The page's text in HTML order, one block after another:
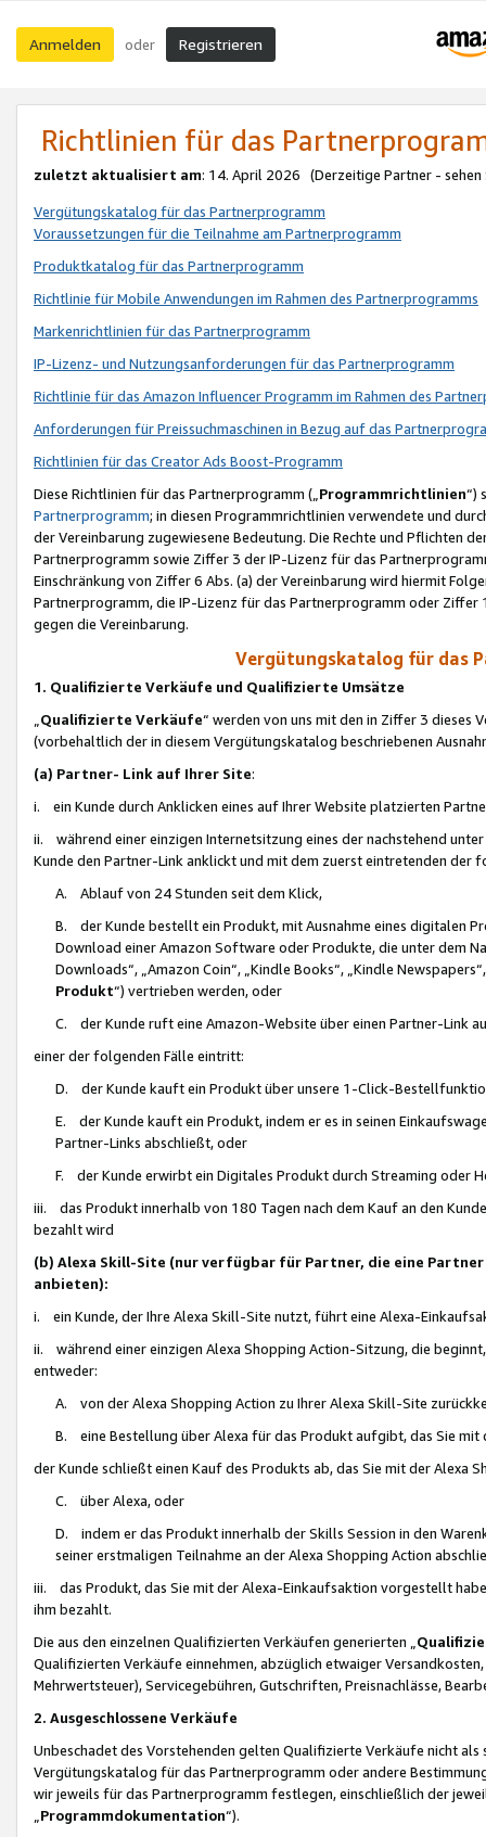
Anmelden oder Registrieren
Richtlinien für das
zuletzt aktualisiert am: 14. April 2026 (Derzeitige Partner - sehen
Vergütungskatalog für das Partnerprogramm
Voraussetzungen für die Teilnahme am Partnerprogramm
Produktkatalog für das Partnerprogramm
Richtlinie für Mobile Anwendungen im Rahmen des Partnerprogramms
Markenrichtlinien für das Partnerprogramm
IP-Lizenz- und Nutzungsanforderungen für das Partnerprogramm
Richtlinie für das Amazon Influencer Programm im Rahmen des
Anforderungen für Preissuchmaschinen in Bezug auf das
Richtlinien für das Creator Ads Boost-Programm
Diese Richtlinien für das Partnerprogramm („Programmrichtlinien“)
Partnerprogramm; in diesen Programmrichtlinien verwendete und
der Vereinbarung zugewiesene Bedeutung. Die Rechte und Pflichten
Partnerprogramm sowie Ziffer 3 der IP-Lizenz für das
Einschränkung von Ziffer 6 Abs. (a) der Vereinbarung wird hiermit
Partnerprogramm, die IP-Lizenz für das Partnerprogramm oder
gegen die Vereinbarung.
Vergütungskatalog für das
1. Qualifizierte Verkäufe und Qualifizierte Umsätze
Qualifizierte Verkäufe“ werden von uns mit den in Ziffer 3
(vorbehaltlich der in diesem Vergütungskatalog beschriebenen
(a) Partner- Link auf Ihrer Site:
i. ein Kunde durch Anklicken eines auf Ihrer Website platzierten
ii. während einer einzigen Internetsitzung eines der nachstehend
Kunde den Partner-Link anklickt und mit dem zuerst eintretenden der
A. Ablauf von 24 Stunden seit dem Klick,
B. der Kunde bestellt ein Produkt, mit Ausnahme eines digitalen
Download einer Amazon Software oder Produkte, die unter dem
Downloads“, „Amazon Coin“, „Kindle Books“, „Kindle
Produkt“) vertrieben werden, oder
C. der Kunde ruft eine Amazon-Website über einen Partner-Link
einer der folgenden Fälle eintritt:
D. der Kunde kauft ein Produkt über unsere 1-Click-
E. der Kunde kauft ein Produkt, indem er es in seinen
Partner-Links abschließt, oder
F. der Kunde erwirbt ein Digitales Produkt durch Streaming oder
iii. das Produkt innerhalb von 180 Tagen nach dem Kauf an den
bezahlt wird
(b) Alexa Skill-Site (nur verfügbar für Partner, die eine
anbieten):
i. ein Kunde, der Ihre Alexa Skill-Site nutzt, führt eine Alexa-
ii. während einer einzigen Alexa Shopping Action-Sitzung, die
entweder:
A. von der Alexa Shopping Action zu Ihrer Alexa Skill-Site
B. eine Bestellung über Alexa für das Produkt aufgibt, das Sie mit
der Kunde schließt einen Kauf des Produkts ab, das Sie mit der Alexa
C. über Alexa, oder
D. indem er das Produkt innerhalb der Skills Session in den
seiner erstmaligen Teilnahme an der Alexa Shopping Action
iii. das Produkt, das Sie mit der Alexa-Einkaufsaktion vorgestellt
ihm bezahlt.
Die aus den einzelnen Qualifizierten Verkäufen generierten „
Qualifizierten Verkäufe einnehmen, abzüglich etwaiger
Mehrwertsteuer), Servicegebühren, Gutschriften, Preisnachlässe,
2. Ausgeschlossene Verkäufe
Unbeschadet des Vorstehenden gelten Qualifizierte Verkäufe nicht
Vergütungskatalog für das Partnerprogramm oder andere
wir jeweils für das Partnerprogramm festlegen, einschließlich der
Programmdokumentation“).